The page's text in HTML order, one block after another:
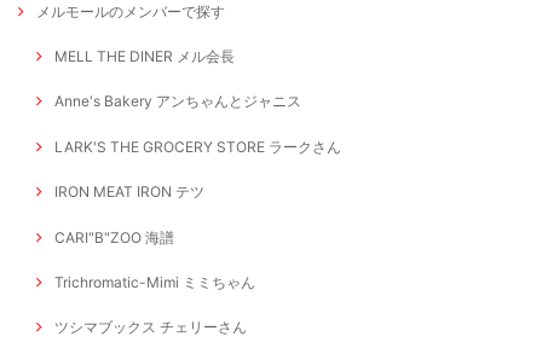
メルモールのメンバーで探す
MELL THE DINER メル会長
Anne's Bakery アンちゃんとジャニス
LARK'S THE GROCERY STORE ラークさん
IRON MEAT IRON テツ
CARI"B"ZOO 海譜
Trichromatic-Mimi ミミちゃん
ツシマブックス チェリーさん